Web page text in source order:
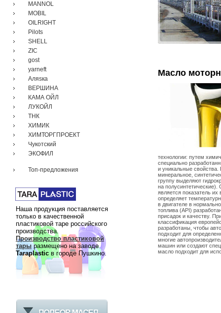
MANNOL
MOBIL
OILRIGHT
Pilots
SHELL
ZIC
gost
yarneft
Аляsка
ВЕРШИНА
КАМА ОЙЛ
ЛУКОЙЛ
ТНК
ХИМИК
ХИМТОРГПРОЕКТ
Чукотский
ЭКОФИЛ
Топ-предложения
Наша продукция поставляется
только в качественной
пластиковой таре российского
производства.
Производство пластиковой
тарыразмещено на заводе
Taraplastic в городе Пушкино.
Масло
технологии: путем
специально
и уникальные свойства.
минеральное,
группу выделяют
на
является показатель их
определяет
в двигателе в
топлива (API)
присадок и качеству.
классификация
разработаны, чтобы
подходит для
многие
машин или создают
масло подходит для